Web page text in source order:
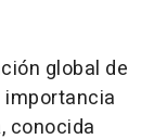
global de
, conocida